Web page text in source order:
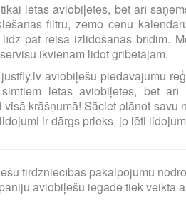
lētas aviobiļetes, bet arī
filtru, zemo cenu
pat reisa izlidošanas brīdim.
ikvienam lidot gribētājam.
aviobiļešu piedāvājumu
lētas aviobiļetes, bet
krāšņumā! Sāciet plānot
ir dārgs prieks, jo lēti
tirdzniecības pakalpojumu
aviobiļešu iegāde tiek veikta